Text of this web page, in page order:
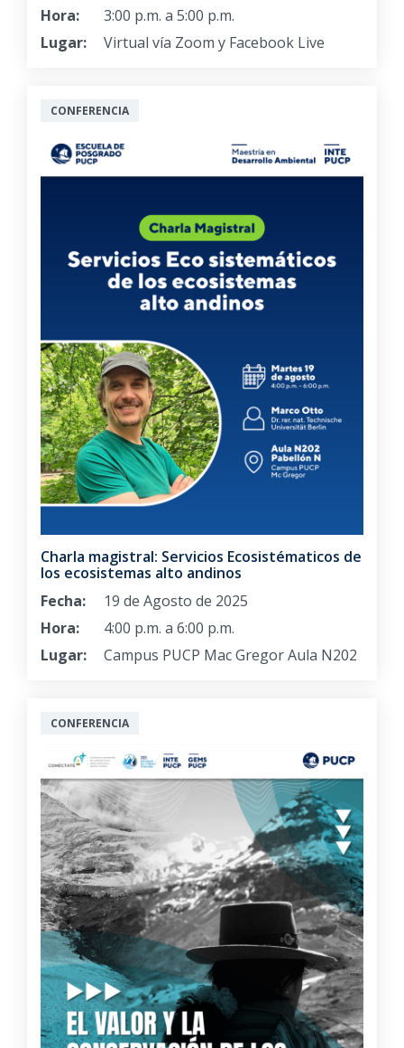
Hora:
3:00 p.m. a 5:00 p.m.
Lugar:
Virtual vía Zoom y Facebook Live
CONFERENCIA
Charla magistral: Servicios Ecosistématicos de
los ecosistemas alto andinos
Fecha:
19 de Agosto de 2025
Hora:
4:00 p.m. a 6:00 p.m.
Lugar:
Campus PUCP Mac Gregor Aula N202
CONFERENCIA